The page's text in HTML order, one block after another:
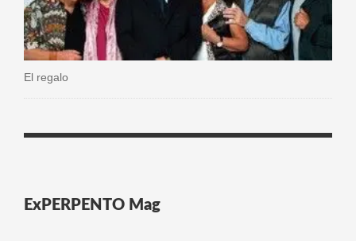
El regalo
ExPERPENTO Mag